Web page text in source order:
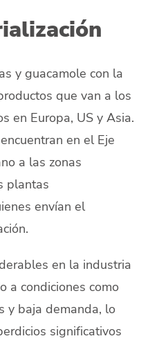
y guacamole con la
que van a los
en Europa, US y Asia.
en el Eje
a las zonas
plantas
envían el
en la industria
a condiciones como
y baja demanda, lo
significativos